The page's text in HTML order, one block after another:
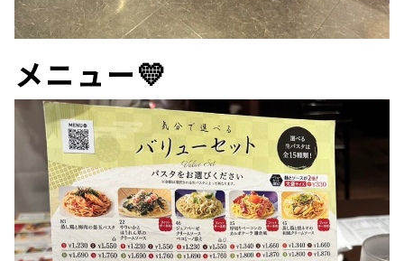
メニュー💛